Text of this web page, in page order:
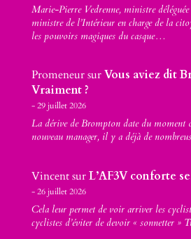
Marie-Pierre Vedrenne, ministre
ministre de l’Intérieur en charge de la
les pouvoirs magiques du casque…
PromeneursurVous aviez dit
Vraiment ?
29 juillet 2026
La dérive de Brompton date du moment
nouveau manager, il y a déjà de
VincentsurL’AF3V conforte
26 juillet 2026
Cela leur permet de voir arriver les
cyclistes d’éviter de devoir « sonnetter »